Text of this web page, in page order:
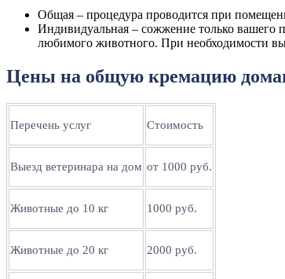
Общая – процедура проводится при
Индивидуальная – сожжение только вашего
любимого животного. При необходимости вы
Цены на общую кремацию
Перечень услуг Стоимость
Выезд ветеринара на дом от 1000 руб.
Животные до 10 кг 1000 руб.
Животные до 20 кг 2000 руб.